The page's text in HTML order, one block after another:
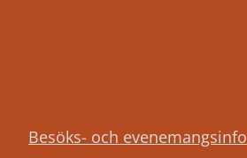
Besöks- och evenemangsinfo